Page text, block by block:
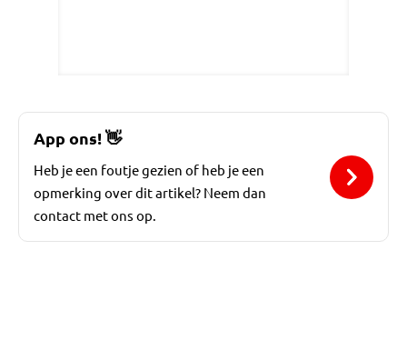
App ons!👋
Heb je een foutje gezien of heb je een
opmerking over dit artikel? Neem dan
contact met ons op.